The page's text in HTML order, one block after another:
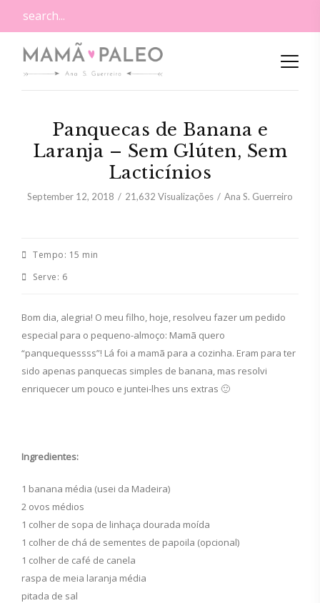
Panquecas de Banana e
Laranja – Sem Glúten, Sem
Lacticínios
September 12, 2018 21,632 Visualizações Ana S. Guerreiro
Tempo: 15 min
Serve: 6
Bom dia, alegria! O meu filho, hoje, resolveu fazer um pedido
especial para o pequeno-almoço: Mamã quero
“panquequessss”! Lá foi a mamã para a cozinha. Eram para ter
sido apenas panquecas simples de banana, mas resolvi
enriquecer um pouco e juntei-lhes uns extras 🙂
Ingredientes:
1 banana média (usei da Madeira)
2 ovos médios
1 colher de sopa de linhaça dourada moída
1 colher de chá de sementes de papoila (opcional)
1 colher de café de canela
raspa de meia laranja média
pitada de sal